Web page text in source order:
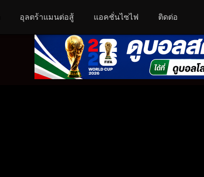
อุลตร้าแมนต่อสู้ แอคชั่นไซไฟ ติดต่อ